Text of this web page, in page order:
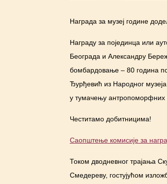
Награда за музеј године
Награду за појединца или
Београда и Александру
бомбардовање – 80 година
Ђурђевић из Народног
у тумачењу антропоморфних
Честитамо добитницима!
Саопштење комисије за
Током дводневног трајања
Смедереву, гостујућом